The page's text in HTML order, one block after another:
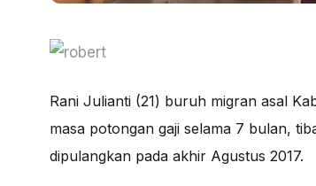
Rani Julianti (21) buruh migran asal
masa potongan gaji selama 7 bulan,
dipulangkan pada akhir Agustus 2017.